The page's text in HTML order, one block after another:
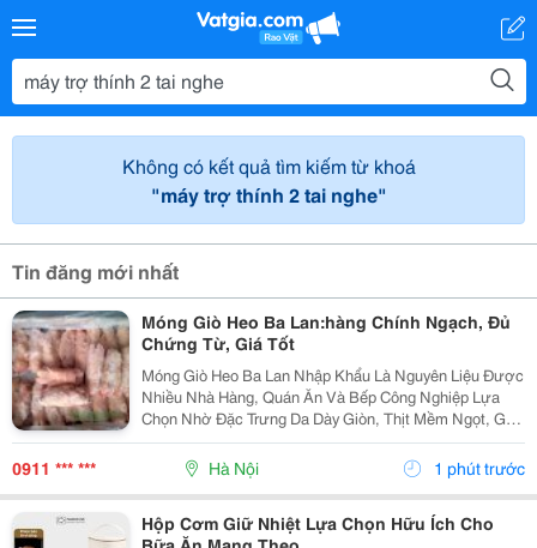
Không có kết quả tìm kiếm từ khoá
"máy trợ thính 2 tai nghe"
Tin đăng mới nhất
Móng Giò Heo Ba Lan:hàng Chính Ngạch, Đủ
Chứng Từ, Giá Tốt
Móng Giò Heo Ba Lan Nhập Khẩu Là Nguyên Liệu Được
Nhiều Nhà Hàng, Quán Ăn Và Bếp Công Nghiệp Lựa
Chọn Nhờ Đặc Trưng Da Dày Giòn, Thịt Mềm Ngọt, Gân
Dai Sần Sật Và Phần Nước Dùng Có Vị Ngọt Tự Nhiên
Khi Hầm. Sản Phẩm Được Thực Phẩm Sạch Việt
0911 *** *** Hà Nội 1 phút trước
Hộp Cơm Giữ Nhiệt Lựa Chọn Hữu Ích Cho